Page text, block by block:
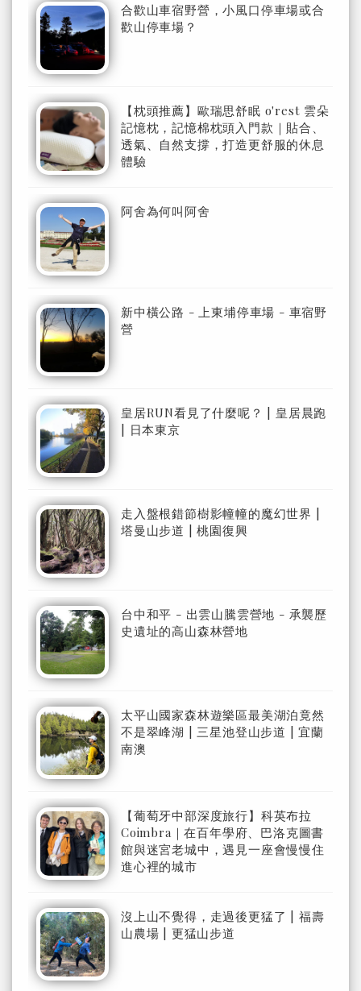
合歡山車宿野營，小風口停車場或合
歡山停車場？
【枕頭推薦】歐瑞思舒眠 o'rest 雲朵
記憶枕，記憶棉枕頭入門款｜貼合、
透氣、自然支撐，打造更舒服的休息
體驗
阿舍為何叫阿舍
新中橫公路 - 上東埔停車場 - 車宿野
營
皇居RUN看見了什麼呢？ | 皇居晨跑
| 日本東京
走入盤根錯節樹影幢幢的魔幻世界 |
塔曼山步道 | 桃園復興
台中和平 - 出雲山騰雲營地 - 承襲歷
史遺址的高山森林營地
太平山國家森林遊樂區最美湖泊竟然
不是翠峰湖 | 三星池登山步道 | 宜蘭
南澳
【葡萄牙中部深度旅行】科英布拉
Coimbra｜在百年學府、巴洛克圖書
館與迷宮老城中，遇見一座會慢慢住
進心裡的城市
沒上山不覺得，走過後更猛了 | 福壽
山農場 | 更猛山步道